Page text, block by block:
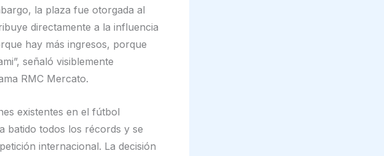
la plaza fue otorgada al
directamente a la influencia
hay más ingresos, porque
señaló visiblemente
RMC Mercato.
existentes en el fútbol
batido todos los récords y se
internacional. La decisión